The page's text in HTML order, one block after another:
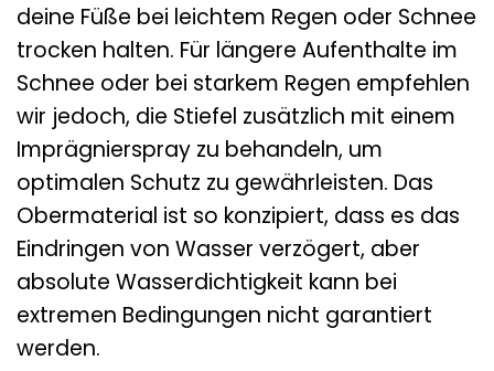
deine Füße bei leichtem Regen oder Schnee
trocken halten. Für längere Aufenthalte im
Schnee oder bei starkem Regen empfehlen
wir jedoch, die Stiefel zusätzlich mit einem
Imprägnierspray zu behandeln, um
optimalen Schutz zu gewährleisten. Das
Obermaterial ist so konzipiert, dass es das
Eindringen von Wasser verzögert, aber
absolute Wasserdichtigkeit kann bei
extremen Bedingungen nicht garantiert
werden.